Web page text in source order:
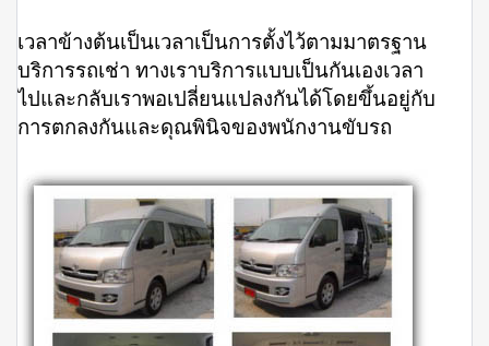
เวลาข้างต้นเป็นเวลาเป็นการตั้งไว้ตามมาตรฐาน
บริการรถเช่า ทางเราบริการแบบเป็นกันเองเวลา
ไปและกลับเราพอเปลี่ยนแปลงกันได้โดยขึ้นอยู่กับ
การตกลงกันและดุณพินิจของพนักงานขับรถ